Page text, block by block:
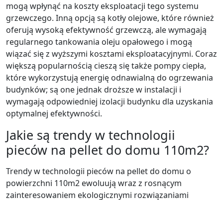
mogą wpłynąć na koszty eksploatacji tego systemu
grzewczego. Inną opcją są kotły olejowe, które również
oferują wysoką efektywność grzewczą, ale wymagają
regularnego tankowania oleju opałowego i mogą
wiązać się z wyższymi kosztami eksploatacyjnymi. Coraz
większą popularnością cieszą się także pompy ciepła,
które wykorzystują energię odnawialną do ogrzewania
budynków; są one jednak droższe w instalacji i
wymagają odpowiedniej izolacji budynku dla uzyskania
optymalnej efektywności.
Jakie są trendy w technologii
pieców na pellet do domu 110m2?
Trendy w technologii pieców na pellet do domu o
powierzchni 110m2 ewoluują wraz z rosnącym
zainteresowaniem ekologicznymi rozwiązaniami